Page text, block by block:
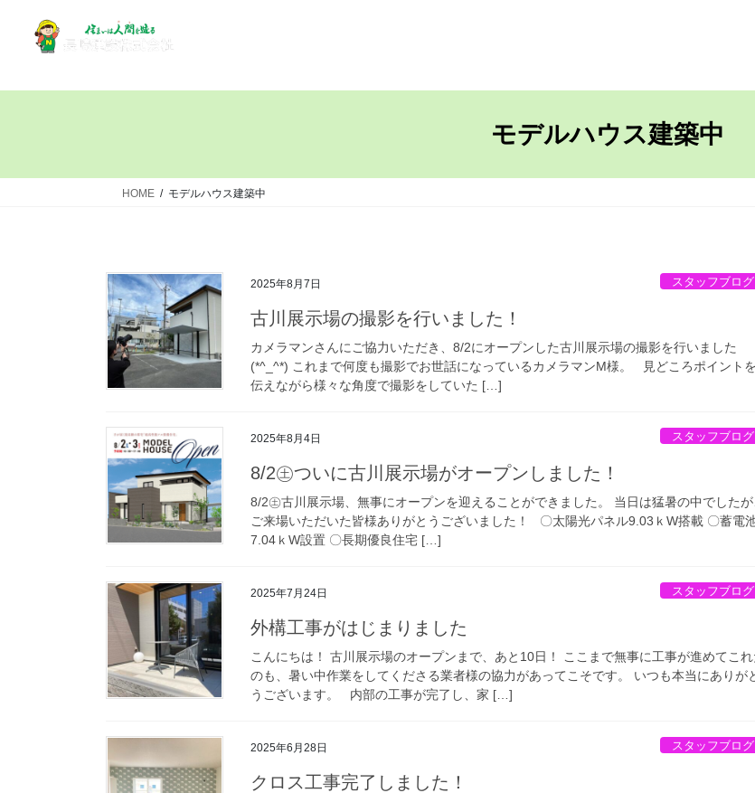
モデルハウス建築中
HOME モデルハウス建築中
2025年8月7日 スタッフブログ
古川展示場の撮影を行いました！
カメラマンさんにご協力いただき、8/2にオープンした古川展示場の撮影を行いました
(*^_^*) これまで何度も撮影でお世話になっているカメラマンM様。 見どころポイントを
伝えながら様々な角度で撮影をしていた […]
2025年8月4日 スタッフブログ
8/2㊏ついに古川展示場がオープンしました！
8/2㊏古川展示場、無事にオープンを迎えることができました。 当日は猛暑の中でしたが
ご来場いただいた皆様ありがとうございました！ 〇太陽光パネル9.03ｋW搭載 〇蓄電
7.04ｋW設置 〇長期優良住宅 […]
2025年7月24日 スタッフブログ
外構工事がはじまりました
こんにちは！ 古川展示場のオープンまで、あと10日！ ここまで無事に工事が進めてこれ
のも、暑い中作業をしてくださる業者様の協力があってこそです。 いつも本当にありが
うございます。 内部の工事が完了し、家 […]
2025年6月28日 スタッフブログ
クロス工事完了しました！